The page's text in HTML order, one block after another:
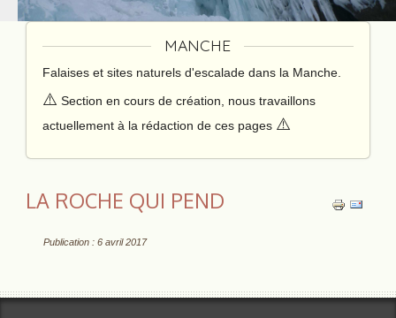
MANCHE
Falaises et sites naturels d'escalade dans la Manche.
⚠️ Section en cours de création, nous travaillons
actuellement à la rédaction de ces pages ⚠️
LA ROCHE QUI PEND
Publication : 6 avril 2017